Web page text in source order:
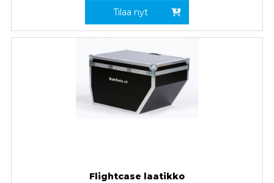
Tilaa nyt
Flightcase laatikko